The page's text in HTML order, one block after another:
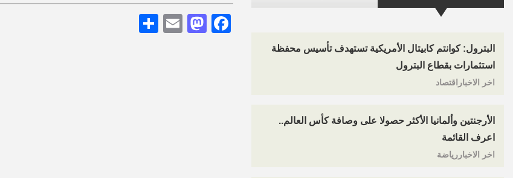
البترول: كوانتم كابيتال الأمريكية تستهدف تأسيس محفظة
استثمارات بقطاع البترول
اخر الاخباراقتصاد
الأرجنتين وألمانيا الأكثر حصولا على وصافة كأس العالم..
اعرف القائمة
اخر الاخباررياضة
Facebook
Mastodon
Email